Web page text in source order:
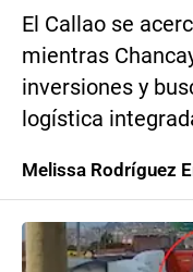
El Callao se
mientras
inversiones y
logística
Melissa Rodríguez